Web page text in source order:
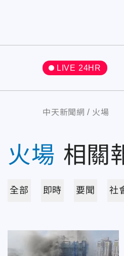
LIVE 24HR
中天新聞網 火場
火場 相關
全部 即時 要聞 社